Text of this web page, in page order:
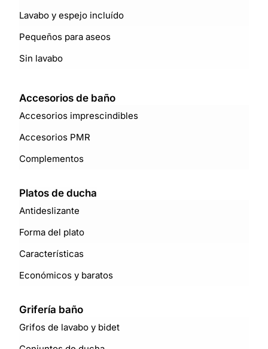
Lavabo y espejo incluído
Pequeños para aseos
Sin lavabo
Accesorios de baño
Accesorios imprescindibles
Accesorios PMR
Complementos
Platos de ducha
Antideslizante
Forma del plato
Características
Económicos y baratos
Grifería baño
Grifos de lavabo y bidet